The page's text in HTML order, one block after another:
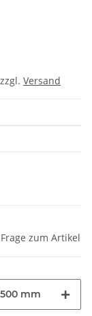
Versand
Frage zum Artikel
mm